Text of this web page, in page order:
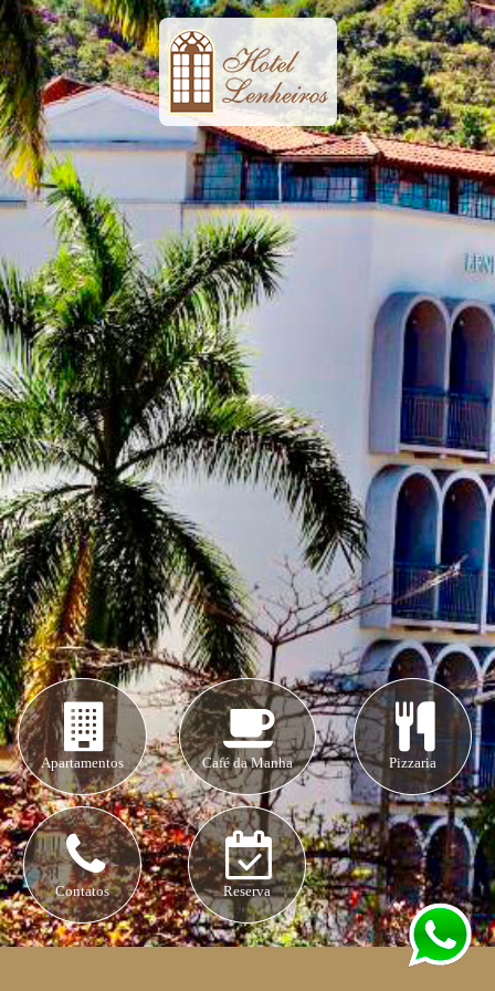
Apartamentos Café da Manha Pizzaria
Contatos Reserva